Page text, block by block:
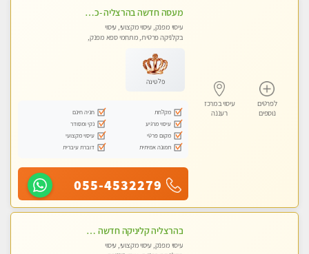
לפרטים
נוספים
עיסוי במרכז
רעננה
מעסה חדשה בהרצליה -כל סוגי העיסויים מעסה מקצועית ואיכותית פרטי!!!מומלץ לחלוטין!! אירוח ברמה אחרת ...כולל שתיה חמה/קרה + בקבוק מים
עיסוי מפנק, עיסוי מקצועי, עיסוי
בקלניקה פרטית, מתחמי ספא מפנק,
פלטינה
מקלחת
חניה חינם
עיסוי מרגיע
נקי ומסודר
מקום פרטי
עיסוי מקצועי
תמונה אמיתית
דוברת עיברית
055-4532279
בהרצליה קליניקה חדשה פרטית ואיכותית לעיסוי מקצועי ומפנק
עיסוי מפנק, עיסוי מקצועי, עיסוי